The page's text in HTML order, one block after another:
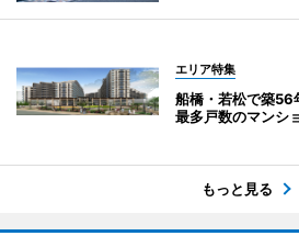
エリア特集
船橋・若松で築
最多戸数のマンシ
もっと見る